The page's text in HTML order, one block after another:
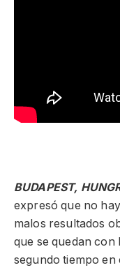
BUDAPEST,
expresó que no
malos resultados
que se quedan con
segundo tiempo en